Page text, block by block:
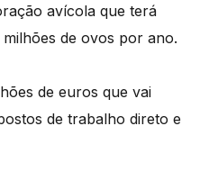
avícola que terá
de ovos por ano.
de euros que vai
de trabalho direto e